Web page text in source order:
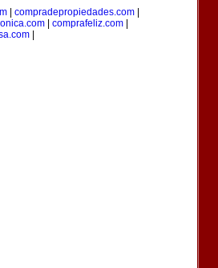
| compradepropiedades.com|
| comprafeliz.com|
|